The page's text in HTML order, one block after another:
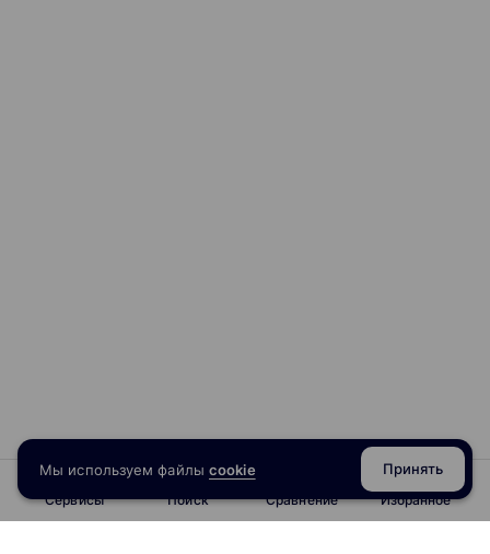
Сервисы Поиск Сравнение Избранное
Мы используем файлы cookie Принять